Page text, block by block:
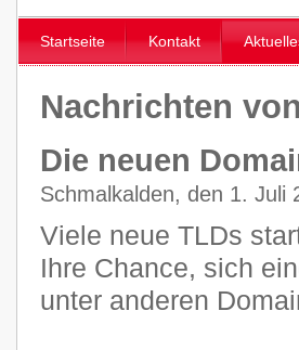
Startseite Kontakt
Nachrichten von
Die neuen
Schmalkalden, den 1. Juli
Viele neue TLDs
Ihre Chance, sich
unter anderen